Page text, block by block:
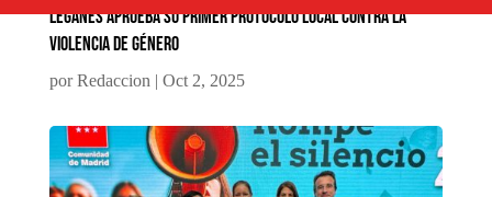
Leganés aprueba su Primer Protocolo Local contra la
Violencia de Género
porRedaccion| Oct 2, 2025